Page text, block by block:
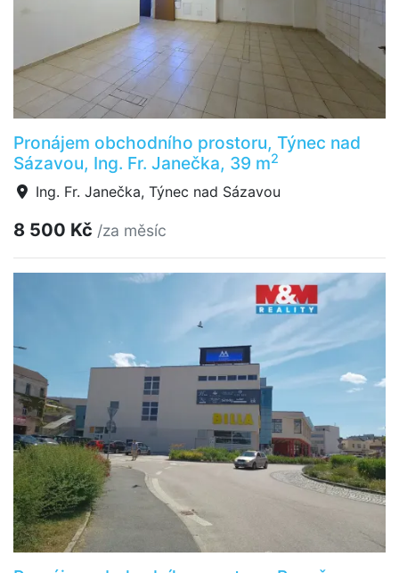
Pronájem obchodního prostoru, Týnec nad
Sázavou, Ing. Fr. Janečka, 39 m2
Ing. Fr. Janečka, Týnec nad Sázavou
8 500 Kč /za měsíc